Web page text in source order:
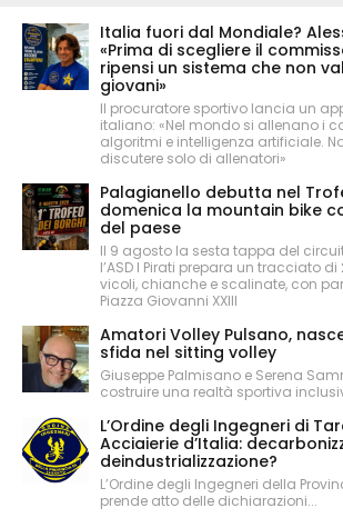
Italia fuori dal Mondiale?
«Prima di scegliere il
ripensi un sistema che non
giovani»
Il procuratore sportivo lancia un
italiano: «Nel mondo si allenano i
algoritmi e intelligenza artificiale.
discutere solo di allenatori»
Palagianello debutta nel
domenica la mountain bike
del paese
Il 9 agosto la sesta tappa del
l’ASD I Pirati prepara un tracciato
vicoli, chianche e scalinate, con
Piazza Giovanni XXIII
Amatori Volley Pulsano,
sfida nel sitting volley
Giuseppe Palmisano e Serena
costruire una realtà sportiva
L’Ordine degli Ingegneri di
Acciaierie d’Italia:
deindustrializzazione?
L’Ordine degli Ingegneri della
prende atto delle dichiarazioni...